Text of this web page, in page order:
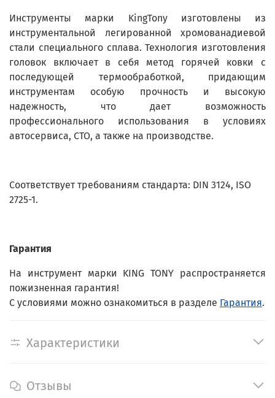
Инструменты марки KingTony изготовлены из
инструментальной легированной хромованадиевой
стали специального сплава. Технология изготовления
головок включает в себя метод горячей ковки с
последующей термообработкой, придающим
инструментам особую прочность и высокую
надежность, что дает возможность
профессионального использования в условиях
автосервиса, СТО, а также на производстве.
Соответствует требованиям стандарта: DIN 3124, ISO
2725-1.
Гарантия
На инструмент марки KING TONY распространяется
пожизненная гарантия!
С условиями можно ознакомиться в разделе Гарантия.
Характеристики
Отзывы